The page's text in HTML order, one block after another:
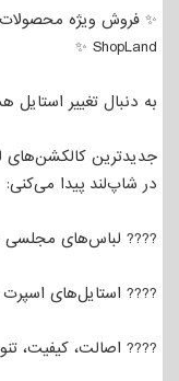
✨ فروش ویژه
ShopLand ✨
به دنبال تغییر استایل
جدیدترین کالکشن‌های
در شاپ‌لند پیدا می‌کنی:
???? لباس‌های
???? استایل‌های
???? اصالت، کیفیت،